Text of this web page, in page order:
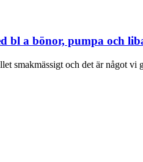
bl a bönor, pumpa och
smakmässigt och det är något